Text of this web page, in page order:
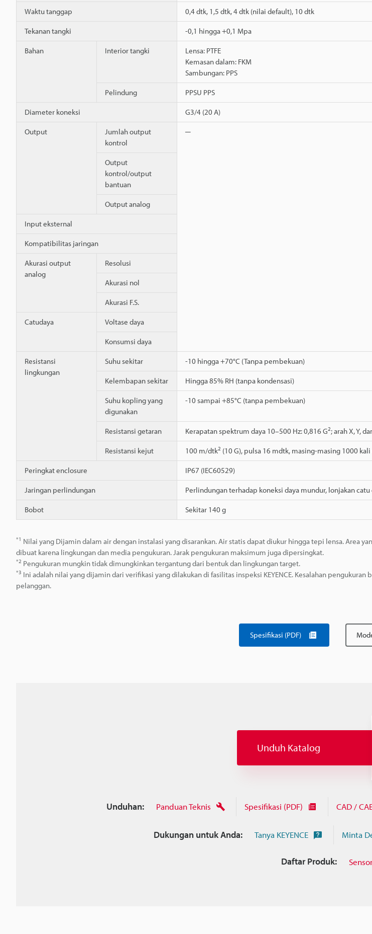
Waktu tanggap 0,4 dtk, 1,5 dtk, 4 dtk (nilai default), 10 dtk
Tekanan tangki -0,1 hingga +0,1 Mpa
Bahan Interior tangki
Lensa: PTFE
Kemasan dalam: FKM
Sambungan: PPS
Pelindung PPSU PPS
Diameter koneksi G3/4 (20 A)
Output
Jumlah output
kontrol
─
Output
kontrol/output
bantuan
Output analog
Input eksternal
Kompatibilitas jaringan
Akurasi output
analog
Resolusi
Akurasi nol
Akurasi F.S.
Catudaya Voltase daya
Konsumsi daya
Resistansi
lingkungan
Suhu sekitar -10 hingga +70°C (Tanpa pembekuan)
Kelembapan sekitar Hingga 85% RH (tanpa kondensasi)
Suhu kopling yang
digunakan
-10 sampai +85°C (tanpa pembekuan)
Resistansi getaran Kerapatan spektrum daya 10–500 Hz: 0,816 G2; arah X, Y,
Resistansi kejut 100 m/dtk2 (10 G), pulsa 16 mdtk, masing-masing 1000 kali
Peringkat enclosure IP67 (IEC60529)
Jaringan perlindungan Perlindungan terhadap koneksi daya mundur, lonjakan
Bobot Sekitar 140 g
*1 Nilai yang Dijamin dalam air dengan instalasi yang disarankan. Air statis dapat diukur hingga tepi lensa. Area
dibuat karena lingkungan dan media pengukuran. Jarak pengukuran maksimum juga dipersingkat.
*2 Pengukuran mungkin tidak dimungkinkan tergantung dari bentuk dan lingkungan target.
*3 Ini adalah nilai yang dijamin dari verifikasi yang dilakukan di fasilitas inspeksi KEYENCE. Kesalahan
pelanggan.
Spesifikasi (PDF)
Unduh Katalog
Unduhan: Panduan Teknis Spesifikasi (PDF) CAD /
Dukungan untuk Anda: Tanya KEYENCE Minta
Daftar Produk: